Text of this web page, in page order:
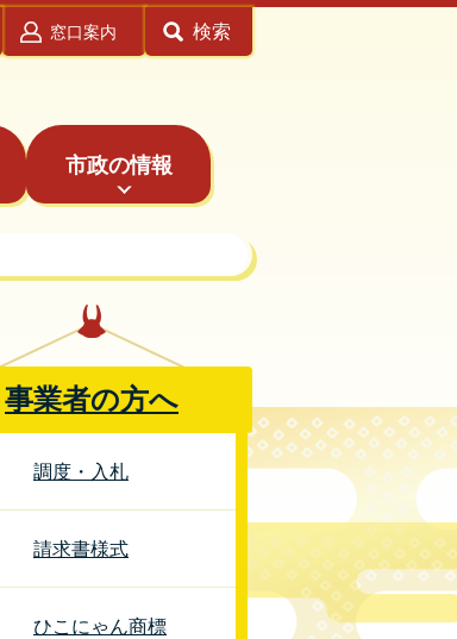
窓口案内 検索
市政の情報
事業者の方へ
調度・入札
請求書様式
ひこにゃん商標